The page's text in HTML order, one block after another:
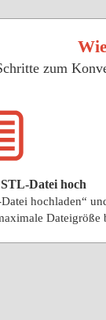
zum
Datei hoch
hochladen“
Dateigröße